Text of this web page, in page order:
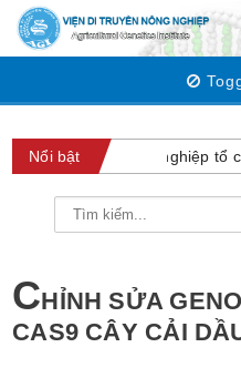
Nổi bật
Viện Di truyền Nông nghiệp tổ
CHỈNH SỬA
CAS9 CÂY CẢI